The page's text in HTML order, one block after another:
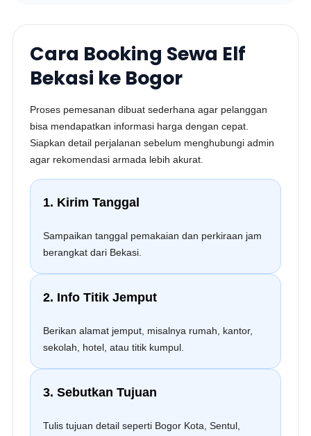
Cara Booking Sewa Elf
Bekasi ke Bogor
Proses pemesanan dibuat sederhana agar pelanggan
bisa mendapatkan informasi harga dengan cepat.
Siapkan detail perjalanan sebelum menghubungi admin
agar rekomendasi armada lebih akurat.
1. Kirim Tanggal
Sampaikan tanggal pemakaian dan perkiraan jam
berangkat dari Bekasi.
2. Info Titik Jemput
Berikan alamat jemput, misalnya rumah, kantor,
sekolah, hotel, atau titik kumpul.
3. Sebutkan Tujuan
Tulis tujuan detail seperti Bogor Kota, Sentul,